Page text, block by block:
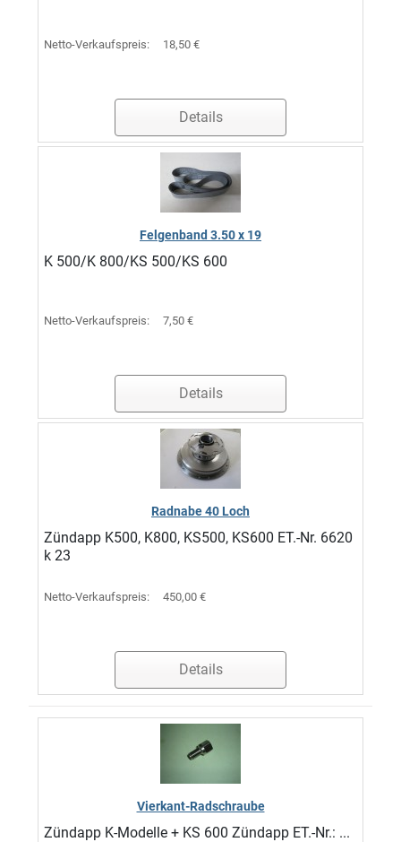
Netto-Verkaufspreis: 18,50 €
Details
Felgenband 3.50 x 19
K 500/K 800/KS 500/KS 600
Netto-Verkaufspreis: 7,50 €
Details
Radnabe 40 Loch
Zündapp K500, K800, KS500, KS600 ET.-Nr. 6620
k 23
Netto-Verkaufspreis: 450,00 €
Details
Vierkant-Radschraube
Zündapp K-Modelle + KS 600 Zündapp ET.-Nr.: ...